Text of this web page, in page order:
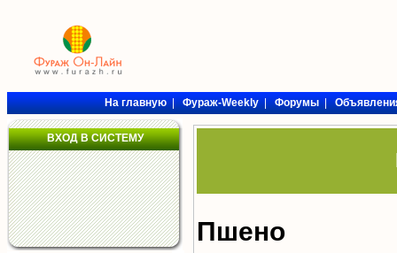
На главную|Фураж-Weekly|Форумы|
ВХОД В СИСТЕМУ
Пшено